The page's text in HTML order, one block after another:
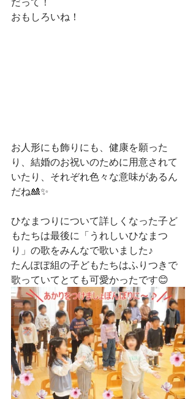
おもしろいね！
お人形にも飾りにも、健康を願った
り、結婚のお祝いのために用意されて
いたり、それぞれ色々な意味があるん
だね🎎✨
ひなまつりについて詳しくなった子ど
もたちは最後に「うれしいひなまつ
り」の歌をみんなで歌いました♪
たんぽぽ組の子どもたちはふりつきで
歌っていてとても可愛かったです😊